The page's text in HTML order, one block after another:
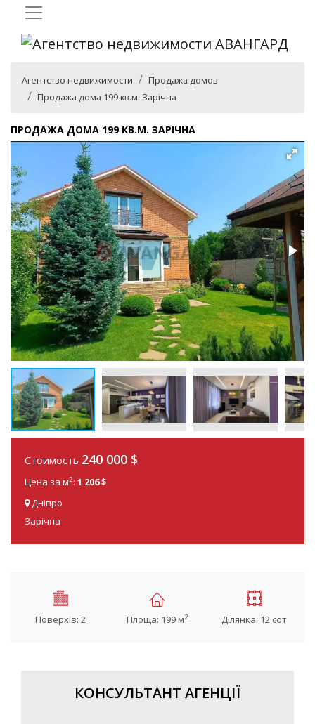
Агентство недвижимости
Продажа домов
Продажа дома 199 кв.м. Зарічна
ПРОДАЖА ДОМА 199 КВ.М. ЗАРІЧНА
Стоимость 240 000 $
Цена за м2: 1 206 $
Дніпро
Зарічна
Поверхів: 2 Площа: 199 м2 Ділянка: 12 сот
КОНСУЛЬТАНТ АГЕНЦІЇ